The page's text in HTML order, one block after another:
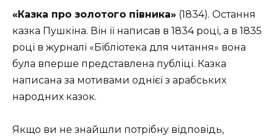
«Казка про золотого півника» (1834). Остання
казка Пушкіна. Він її написав в 1834 році, а в 1835
році в журналі «Бібліотека для читання» вона
була вперше представлена публіці. Казка
написана за мотивами однієї з арабських
народних казок.
Якщо ви не знайшли потрібну відповідь,